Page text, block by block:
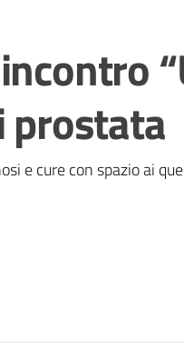
prostata
e cure con spazio ai